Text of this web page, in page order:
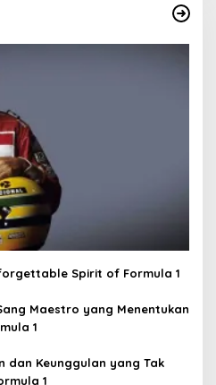
Spirit of Formula 1
Maestro yang Menentukan
1
dan Keunggulan yang Tak
1